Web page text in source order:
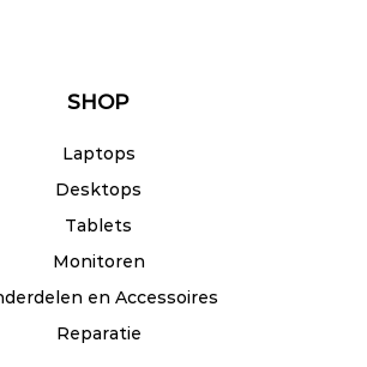
SHOP
Laptops
Desktops
Tablets
Monitoren
en Accessoires
Reparatie